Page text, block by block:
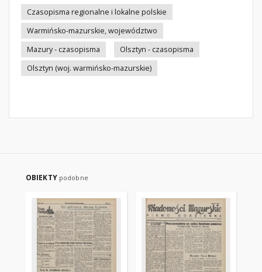
Czasopisma regionalne i lokalne polskie
Warmińsko-mazurskie, województwo
Mazury - czasopisma
Olsztyn - czasopisma
Olsztyn (woj. warmińsko-mazurskie)
OBIEKTY podobne